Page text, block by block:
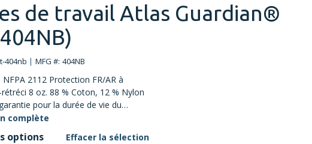
de travail Atlas Guardian®
404nb MFG #: 404NB
2112 Protection FR/AR à
8 oz. 88 % Coton, 12 % Nylon
pour la durée de vie du
3 boucles de micro
complète
options Effacer la sélection